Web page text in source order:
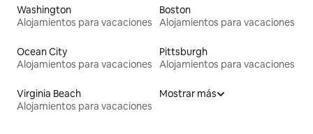
Washington
Alojamientos para vacaciones
Boston
Alojamientos para vacaciones
Ocean City
Alojamientos para vacaciones
Pittsburgh
Alojamientos para vacaciones
Virginia Beach
Alojamientos para vacaciones
Mostrar más